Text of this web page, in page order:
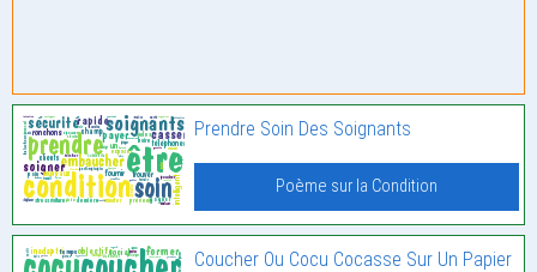
Prendre Soin Des Soignants
Poème sur la Condition
Coucher Ou Cocu Cocasse Sur Un Papier